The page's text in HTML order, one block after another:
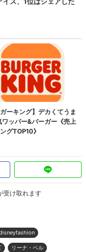
受け取れます
リーナ・ベル